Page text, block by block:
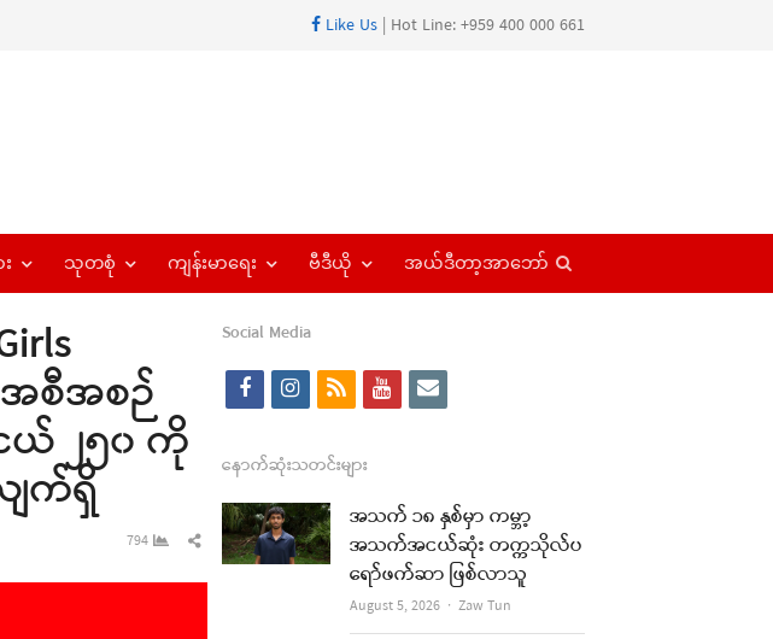
Like Us | Hot Line: +959 400 000 661
သုတစုံ ကျန်းမာရေး ဗီဒီယို အယ်ဒီတာ့အာဘော်
အစီအစဉ်
ယ် ၂၅၀ ကို
ျက်ရှိ
794
Share
this
post
Social Media
f
c
e
b
i
s
t
a
r
s
y
t
u
b
e
e
l
နောက်ဆုံးသတင်းများ
အသက် ၁၈ နှစ်မှာ ကမ္ဘာ့
အသက်အငယ်ဆုံး တက္ကသိုလ်ပ
ရော်ဖက်ဆာ ဖြစ်လာသူ
August 5, 2026 Author
Zaw Tun